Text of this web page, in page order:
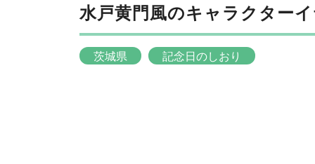
水戸黄門風のキャラクター
茨城県 記念日のしおり